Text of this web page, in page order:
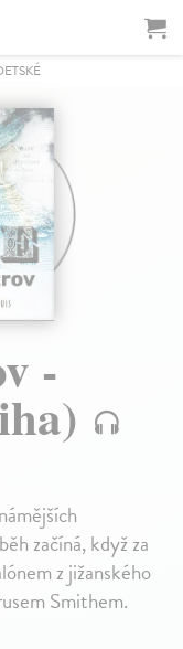
-
začíná, když za
z jižanského
Smithem.